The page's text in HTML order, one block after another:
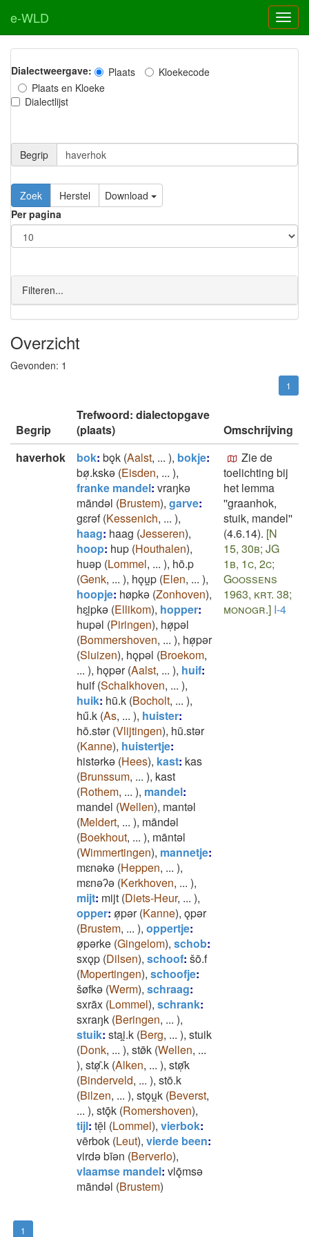
e-WLD
Dialectweergave: Plaats
Kloekecode
Plaats en Kloeke
Dialectlijst
Begrip
Zoek Herstel
Download
Per pagina
Filteren...
Overzicht
Gevonden: 1
1
Begrip
Trefwoord: dialectopgave
(plaats)
Omschrijving
haverhok
bok: bǫk (Aalst, ... ), bokje:
bø̜.kskǝ (Eisden, ... ),
franke mandel: vraŋkǝ
māndǝl (Brustem), garve:
gɛrǝf(Kessenich, ... ),
haag: haag (Jesseren),
hoop: hup (Houthalen),
huǝp (Lommel, ... ), hō.p
(Genk, ... ), hǫu̯p (Elen, ... ),
hoopje: høpkǝ (Zonhoven),
hɛi̯pkǝ (Ellikom), hopper:
hupǝl (Piringen), hø̜pǝl
(Bommershoven, ... ), hø̜pǝr
(Sluizen), hǫpǝl (Broekom,
... ), hǫpǝr(Aalst, ... ), huif:
huif(Schalkhoven, ... ),
huik: hū.k (Bocholt, ... ),
hű.k (As, ... ), huister:
hō.stǝr(Vlijtingen), hū.stǝr
(Kanne), huistertje:
histǝrkǝ (Hees), kast: kas
(Brunssum, ... ), kast
(Rothem, ... ), mandel:
mandel (Wellen), mantǝl
(Meldert, ... ), māndǝl
(Boekhout, ... ), māntǝl
(Wimmertingen), mannetje:
mɛnǝkǝ (Heppen, ... ),
mɛnǝʔǝ (Kerkhoven, ... ),
mijt: mijt (Diets-Heur, ... ),
opper: ø̜pǝr(Kanne), ǫpǝr
(Brustem, ... ), oppertje:
ø̜pǝrke (Gingelom), schob:
sxǫp (Dilsen), schoof: šō.f
(Mopertingen), schoofje:
šøfkǝ (Werm), schraag:
sxrāx (Lommel), schrank:
sxraŋk (Beringen, ... ),
stuik: stai̯.k (Berg, ... ), stuik
(Donk, ... ), stø̄k (Wellen, ...
), stø̜̄.k (Alken, ... ), stø̜̄k
(Binderveld, ... ), stō.k
(Bilzen, ... ), stǫu̯k (Beverst,
... ), stǭk (Romershoven),
tijl: tē̜l (Lommel), vierbok:
vērbok (Leut), vierde been:
virdǝ bīǝn (Berverlo),
vlaamse mandel: vlǭmsǝ
māndǝl (Brustem)
Zie de
toelichting bij
het lemma
''graanhok,
stuik, mandel''
(4.6.14). [N
15, 30b; JG
1b, 1c, 2c;
Goossens
1963, krt. 38;
monogr.] I-4
1